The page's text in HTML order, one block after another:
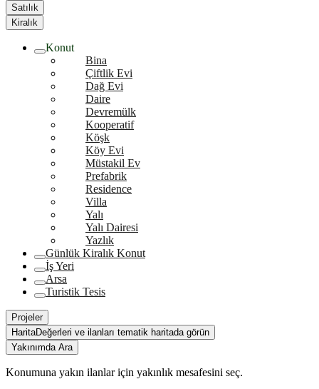
Satılık
Kiralık
Konut
Bina
Çiftlik Evi
Dağ Evi
Daire
Devremülk
Kooperatif
Köşk
Köy Evi
Müstakil Ev
Prefabrik
Residence
Villa
Yalı
Yalı Dairesi
Yazlık
Günlük Kiralık Konut
İş Yeri
Arsa
Turistik Tesis
Projeler
HaritaDeğerleri ve ilanları tematik haritada görün
Yakınımda Ara
Konumuna yakın ilanlar için yakınlık mesafesini seç.